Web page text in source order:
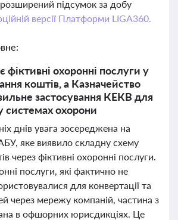
підсумок за добу
версії Платформи LIGA360.
охоронні послуги у
коштів, а Казначейство
застосування КЕКВ для
системах охорони
днів увага зосереджена на
яке виявило складну схему
через фіктивні охоронні послуги.
послуги, які фактично не
для конвертації та
через мережу компаній, частина з
в офшорних юрисдикціях. Це